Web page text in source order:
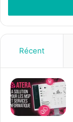
e
z
r
e
a
d
Récent